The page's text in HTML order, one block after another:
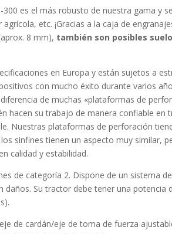
es el más robusto de nuestra gama y
etc. ¡Gracias a la caja de
8 mm), también son posibles
en Europa y están sujetos a
con mucho éxito durante varios
de muchas «plataformas de
hacen su trabajo de manera confiable en
Nuestras plataformas de perforación
sinfines tienen un aspecto muy similar,
calidad y estabilidad.
de categoría 2. Dispone de un sistema
Su tractor debe tener una potencia
de cardán/eje de toma de fuerza